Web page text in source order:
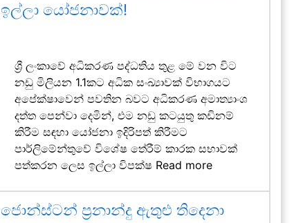
ඉල්ලා යෝජනාවක්!
ශ්‍රී ලංකාවේ අධිකරණ පද්ධතිය තුළ මේ වන විට
නඩු මිලියන 1.1කට අධික සංඛ්‍යාවක් විභාගයට
අපේක්ෂාවෙන් පවතින බවට අධිකරණ අමාත්‍යාංශ
දත්ත පෙන්වා දෙමින්, එම නඩු කටයුතු කඩිනම්
කිරීම සඳහා යෝජනා ඉදිරිපත් කිරීමට
පාර්ලිමේන්තුවේ විශේෂ තේරීම් කාරක සභාවක්
පත්කරන ලෙස ඉල්ලා විපක්ෂ Read more
ජොන්ස්ටන් ප්‍රනාන්දු ඇතුළු තිදෙනා